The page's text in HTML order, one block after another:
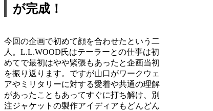
が完成！
今回の企画で初めて顔を合わせたという二
人。L.L.WOOD氏はテーラーとの仕事は初
めてで最初はやや緊張もあったと企画当初
を振り返ります。ですが山口がワークウェ
アやミリタリーに対する愛着や共通の理解
があったこともあってすぐに打ち解け、別
注ジャケットの製作アイディアもどんどん